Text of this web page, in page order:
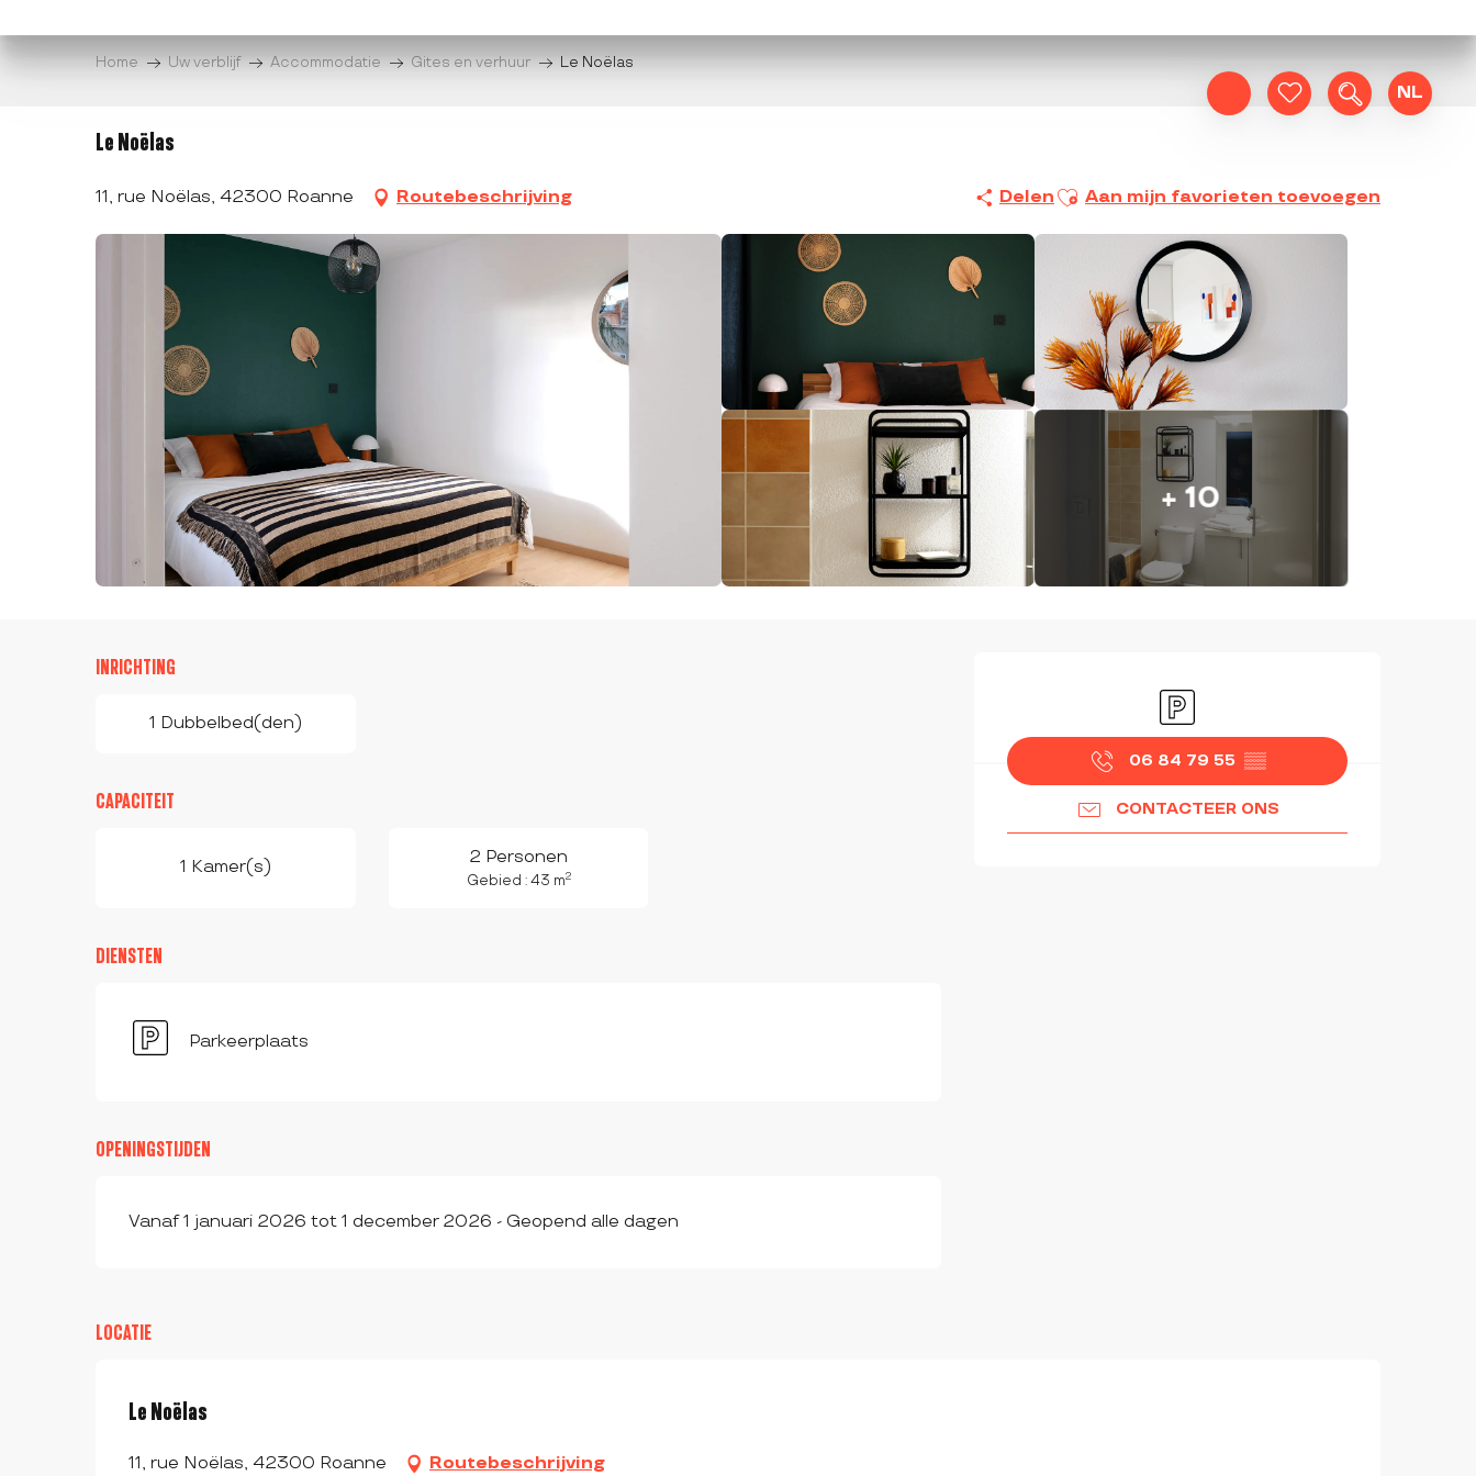
au
Zoek op
NL
Home Uw verblijf Accommodatie Gites en verhuur Le Noëlas
Le Noëlas
11, rue Noëlas, 42300 Roanne Routebeschrijving Delen Ajouter aux favoris
Aan mijn favorieten toevoegen
+ 10
OPENINGSTIJDEN EN
Parkeerplaats
06 84 79 55 ▒▒
CONTACTEER ONS
INRICHTING
1 Dubbelbed(den)
CAPACITEIT
1 Kamer(s) 2 Personen
Gebied : 43 m2
DIENSTEN
Parkeerplaats
OPENINGSTIJDEN
Vanaf 1 januari 2026 tot 1 december 2026 - Geopend alle dagen
LOCATIE
Le Noëlas
11, rue Noëlas, 42300 Roanne Routebeschrijving